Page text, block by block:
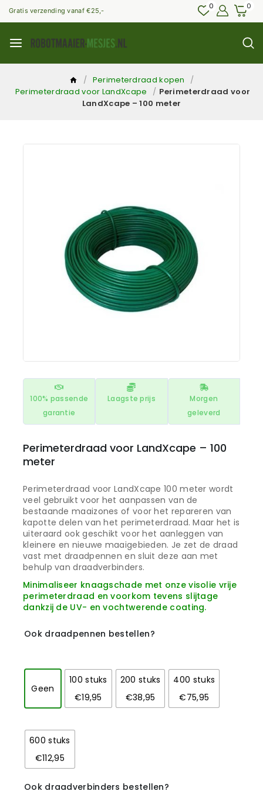
Gratis verzending vanaf €25,- 0 0
/ Perimeterdraad kopen
/
Perimeterdraad voor LandXcape
/ Perimeterdraad voor
LandXcape – 100 meter
100% passende
garantie
Laagste prijs
Morgen
geleverd
Perimeterdraad voor LandXcape – 100
meter
Perimeterdraad voor LandXcape 100 meter wordt
veel gebruikt voor het aanpassen van de
bestaande maaizones of voor het repareren van
kapotte delen van het perimeterdraad. Maar het is
uiteraard ook geschikt voor het aanleggen van
kleinere en nieuwe maaigebieden. Je zet de draad
vast met draadpennen en sluit deze aan met
behulp van draadverbinders.
Minimaliseer knaagschade met onze visolie vrije
perimeterdraad en voorkom tevens slijtage
dankzij de UV- en vochtwerende coating.
Ook draadpennen bestellen?
Geen
100 stuks
€19,95
200 stuks
€38,95
400 stuks
€75,95
600 stuks
€112,95
Ook draadverbinders bestellen?